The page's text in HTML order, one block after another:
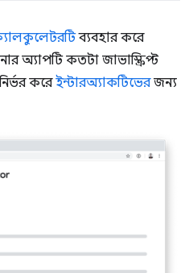
ব্যবহার করে
অ্যাপটি কতটা জাভাস্ক্রিপ্ট
করেইন্টারঅ্যাকটিভেরজন্য